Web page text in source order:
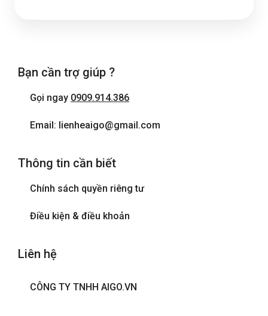
Bạn cần trợ giúp ?
Gọi ngay 0909.914.386
Email: lienheaigo@gmail.com
Thông tin cần biết
Chính sách quyền riêng tư
Điều kiện & điều khoản
Liên hệ
CÔNG TY TNHH AIGO.VN